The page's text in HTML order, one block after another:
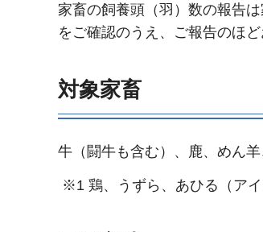
家畜の飼養頭（羽）数の報告
をご確認のうえ、ご報告のほど
対象家畜
牛（闘牛も含む）、鹿、めん
※1 鶏、うずら、あひる（ア